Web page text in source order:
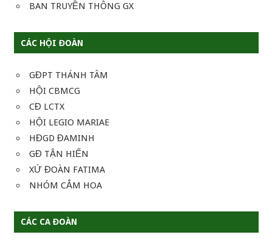
BAN TRUYỀN THÔNG GX
CÁC HỘI ĐOÀN
GĐPT THÁNH TÂM
HỘI CBMCG
CĐ LCTX
HỘI LEGIO MARIAE
HĐGD ĐAMINH
GĐ TẬN HIẾN
XỨ ĐOÀN FATIMA
NHÓM CẮM HOA
CÁC CA ĐOÀN